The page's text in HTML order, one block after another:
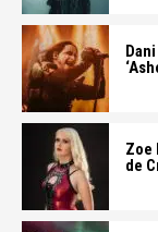
Zoe
de